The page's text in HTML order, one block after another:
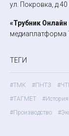
ул. Покровка, д.40
«Трубник Онлайн
ТЕГИ
#ТМК #ПНТЗ
#ТАГМЕТ
#История
#Производство